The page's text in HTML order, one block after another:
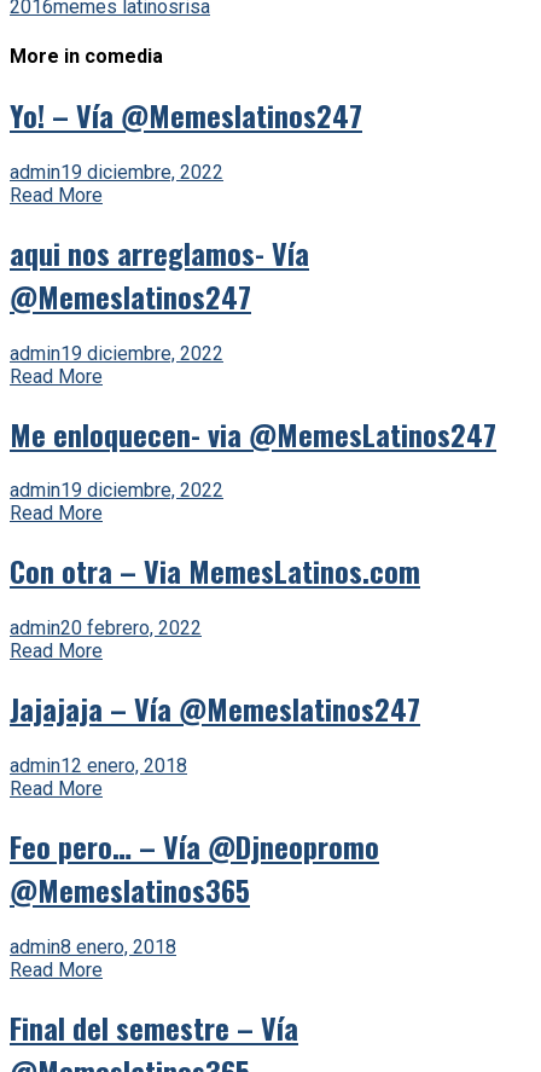
2016memes latinosrisa
More in comedia
Yo! – Vía @Memeslatinos247
admin19 diciembre, 2022
Read More
aqui nos arreglamos- Vía
@Memeslatinos247
admin19 diciembre, 2022
Read More
Me enloquecen- via @MemesLatinos247
admin19 diciembre, 2022
Read More
Con otra – Via MemesLatinos.com
admin20 febrero, 2022
Read More
Jajajaja – Vía @Memeslatinos247
admin12 enero, 2018
Read More
Feo pero… – Vía @Djneopromo
@Memeslatinos365
admin8 enero, 2018
Read More
Final del semestre – Vía